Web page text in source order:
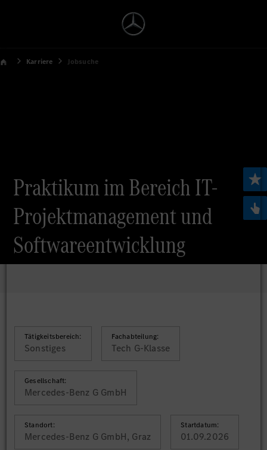
Karriere Jobsuche
Praktikum im Bereich IT-
Projektmanagement und
Softwareentwicklung
Tätigkeitsbereich:
Sonstiges
Fachabteilung:
Tech G-Klasse
Gesellschaft:
Mercedes-Benz G GmbH
Standort:
Mercedes-Benz G GmbH, Graz
Startdatum:
01.09.2026